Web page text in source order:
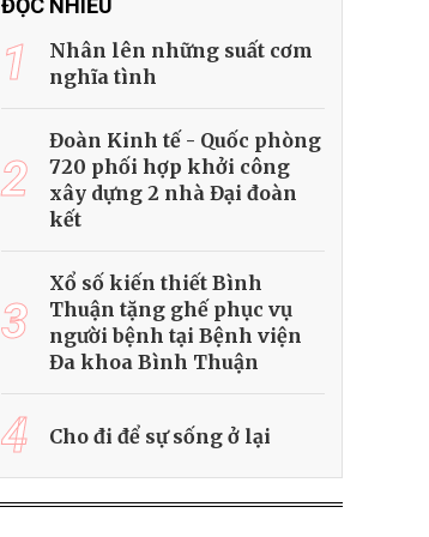
ĐỌC NHIỀU
1
Nhân lên những suất cơm
nghĩa tình
2
Đoàn Kinh tế - Quốc phòng
720 phối hợp khởi công
xây dựng 2 nhà Đại đoàn
kết
3
Xổ số kiến thiết Bình
Thuận tặng ghế phục vụ
người bệnh tại Bệnh viện
Đa khoa Bình Thuận
4 Cho đi để sự sống ở lại